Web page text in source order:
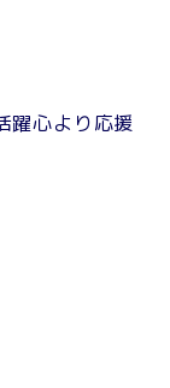
躍心より応援